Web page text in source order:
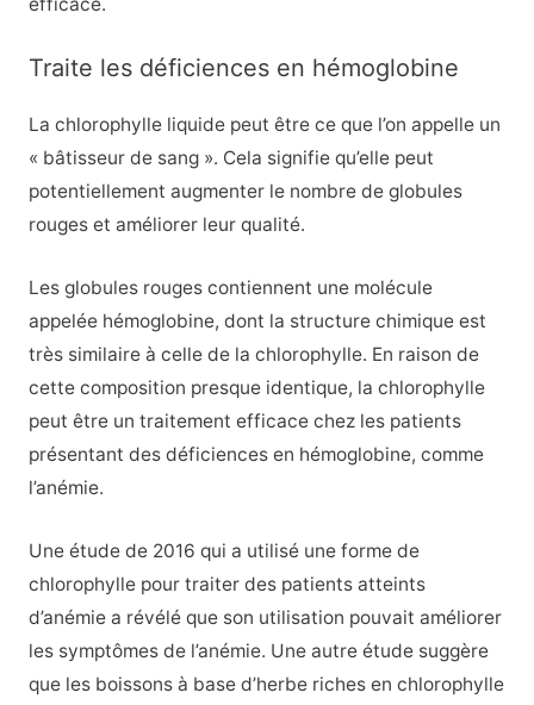
efficace.
Traite les déficiences en hémoglobine
La chlorophylle liquide peut être ce que l’on appelle un
« bâtisseur de sang ». Cela signifie qu’elle peut
potentiellement augmenter le nombre de globules
rouges et améliorer leur qualité.
Les globules rouges contiennent une molécule
appelée hémoglobine, dont la structure chimique est
très similaire à celle de la chlorophylle. En raison de
cette composition presque identique, la chlorophylle
peut être un traitement efficace chez les patients
présentant des déficiences en hémoglobine, comme
l’anémie.
Une étude de 2016 qui a utilisé une forme de
chlorophylle pour traiter des patients atteints
d’anémie a révélé que son utilisation pouvait améliorer
les symptômes de l’anémie. Une autre étude suggère
que les boissons à base d’herbe riches en chlorophylle